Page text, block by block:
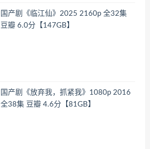
国产剧《临江仙》2025 2160p 全32集
豆瓣 6.0分【147GB】
国产剧《放弃我，抓紧我》1080p 2016
全38集 豆瓣 4.6分【81GB】